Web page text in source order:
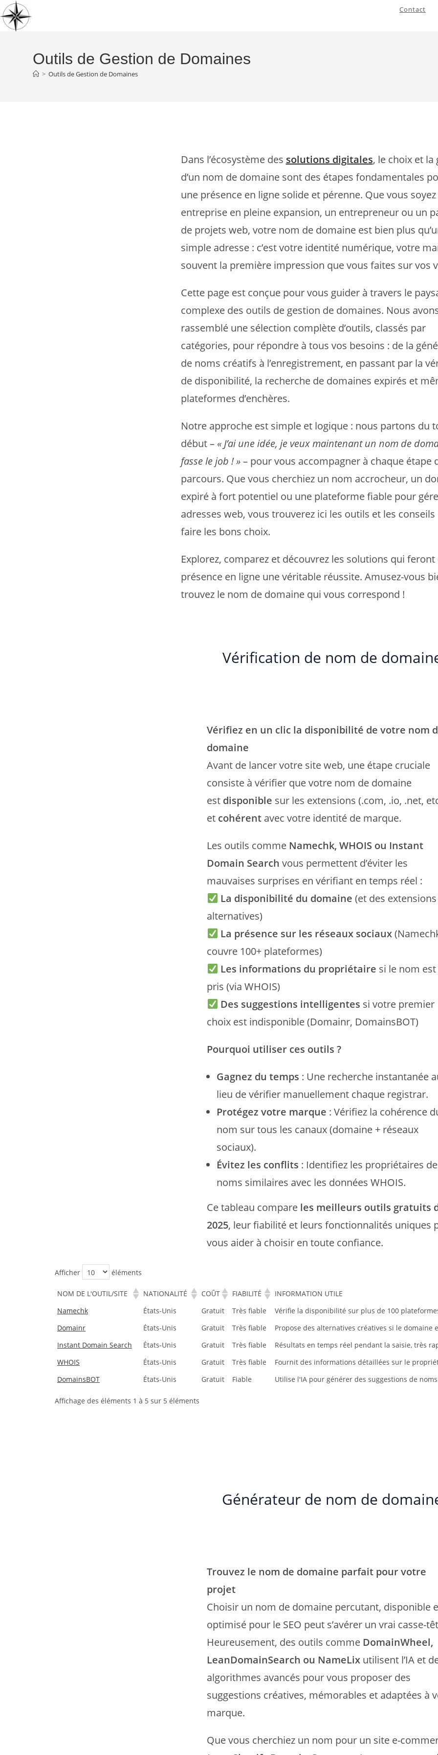
Skip
to
content
Contact
Outils de Gestion de Domaines
> Outils de Gestion de Domaines
Dans l’écosystème des solutions digitales, le choix et la
d’un nom de domaine sont des étapes fondamentales
une présence en ligne solide et pérenne. Que vous
entreprise en pleine expansion, un entrepreneur ou un
de projets web, votre nom de domaine est bien plus
simple adresse : c’est votre identité numérique, votre
souvent la première impression que vous faites sur vos
Cette page est conçue pour vous guider à travers le
complexe des outils de gestion de domaines. Nous
rassemblé une sélection complète d’outils, classés par
catégories, pour répondre à tous vos besoins : de la
de noms créatifs à l’enregistrement, en passant par la
de disponibilité, la recherche de domaines expirés et
plateformes d’enchères.
Notre approche est simple et logique : nous partons du
début – « J’ai une idée, je veux maintenant un nom de
fasse le job ! »– pour vous accompagner à chaque étape
parcours. Que vous cherchiez un nom accrocheur, un
expiré à fort potentiel ou une plateforme fiable pour
adresses web, vous trouverez ici les outils et les
faire les bons choix.
Explorez, comparez et découvrez les solutions qui
présence en ligne une véritable réussite. Amusez-vous
trouvez le nom de domaine qui vous correspond !
Vérification de nom de
Vérifiez en un clic la disponibilité de votre nom
domaine
Avant de lancer votre site web, une étape cruciale
consiste à vérifier que votre nom de domaine
est disponible sur les extensions (.com, .io, .net,
et cohérent avec votre identité de marque.
Les outils comme Namechk, WHOIS ou Instant
Domain Search vous permettent d’éviter les
mauvaises surprises en vérifiant en temps réel :
La disponibilité du domaine (et des extensions
alternatives)
La présence sur les réseaux sociaux
couvre 100+ plateformes)
Les informations du propriétaire si le nom
pris (via WHOIS)
Des suggestions intelligentes si votre premier
choix est indisponible (Domainr, DomainsBOT)
Pourquoi utiliser ces outils ?
Gagnez du temps : Une recherche instantanée
lieu de vérifier manuellement chaque registrar.
Protégez votre marque : Vérifiez la cohérence
nom sur tous les canaux (domaine + réseaux
sociaux).
Évitez les conflits : Identifiez les propriétaires de
noms similaires avec les données WHOIS.
Ce tableau compare les meilleurs outils gratuits
2025, leur fiabilité et leurs fonctionnalités uniques
vous aider à choisir en toute confiance.
Afficher éléments
NOM DE L'OUTIL/SITE NATIONALITÉ COÛT FIABILITÉ
INFORMATION UTILE
Namechk
États-Unis Gratuit Très fiable
Vérifie la disponibilité sur plus de 100
Domainr
États-Unis Gratuit Très fiable
Propose des alternatives créatives si le domaine
Instant Domain Search
États-Unis Gratuit Très fiable
Résultats en temps réel pendant la saisie, très
WHOIS
États-Unis Gratuit Très fiable
Fournit des informations détaillées sur le
DomainsBOT
États-Unis Gratuit Fiable Utilise l'IA pour générer des suggestions de
Affichage des éléments 1 à 5 sur 5 éléments
Générateur de nom de
Trouvez le nom de domaine parfait pour votre
projet
Choisir un nom de domaine percutant, disponible
optimisé pour le SEO peut s’avérer un vrai casse-
Heureusement, des outils comme DomainWheel,
LeanDomainSearch ou NameLix utilisent l’IA et
algorithmes avancés pour vous proposer des
suggestions créatives, mémorables et adaptées à
marque.
Que vous cherchiez un nom pour un site e-